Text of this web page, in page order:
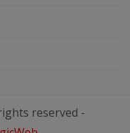
reserved -